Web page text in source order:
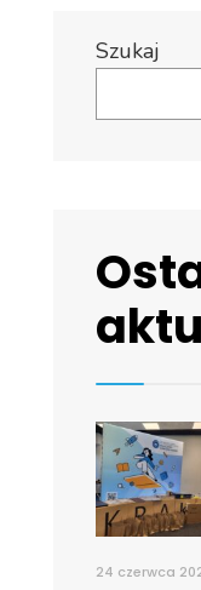
Szukaj
24 czerwca